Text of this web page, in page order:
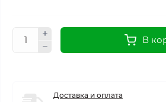
В
Доставка и оплата